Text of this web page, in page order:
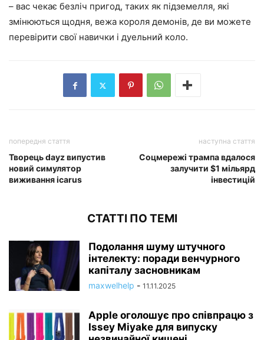
– вас чекає безліч пригод, таких як підземелля, які
змінюються щодня, вежа короля демонів, де ви можете
перевірити свої навички і дуельний коло.
попередня стаття
Творець dayz випустив
новий симулятор
виживання icarus
наступна стаття
Соцмережі трампа вдалося
залучити $1 мільярд
інвестицій
СТАТТІ ПО ТЕМІ
Подолання шуму штучного
інтелекту: поради венчурного
капіталу засновникам
maxwelhelp - 11.11.2025
Apple оголошує про співпрацю з
Issey Miyake для випуску